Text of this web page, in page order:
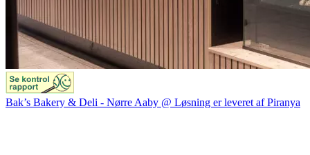
Bak’s Bakery & Deli - Nørre Aaby @ Løsning er leveret af Piranya